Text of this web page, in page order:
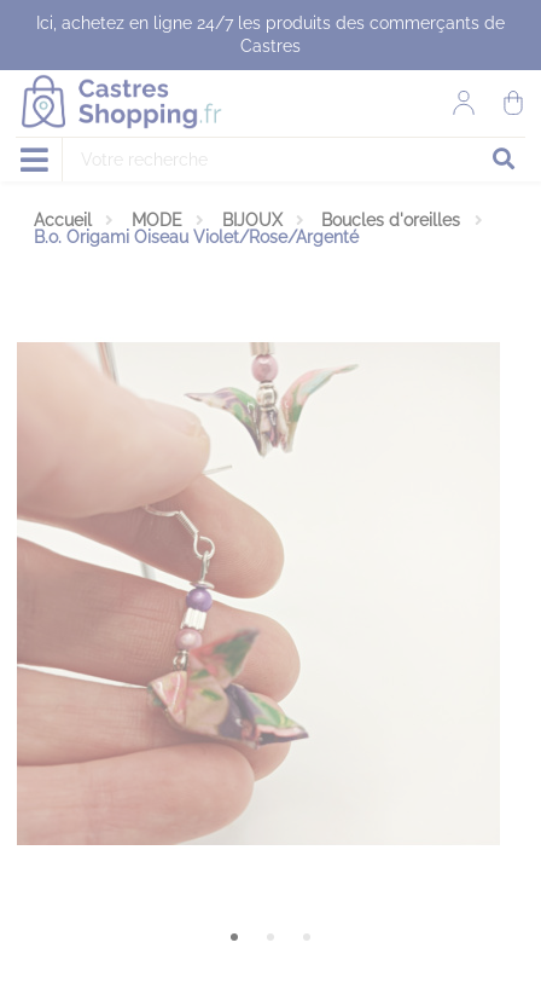
Ici, achetez en ligne 24/7 les produits des commerçants de
Castres
Accueil MODE BIJOUX
Boucles d'oreilles
B.o. Origami Oiseau Violet/Rose/Argenté
Panneau de gestion des cookies